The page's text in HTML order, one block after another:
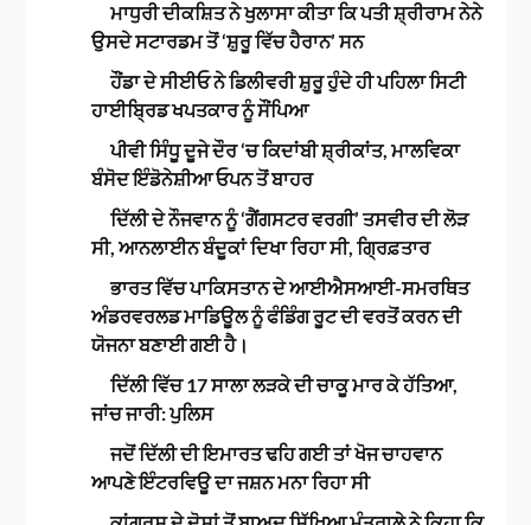
ਮਾਧੁਰੀ ਦੀਕਸ਼ਿਤ ਨੇ ਖੁਲਾਸਾ ਕੀਤਾ ਕਿ ਪਤੀ ਸ਼੍ਰੀਰਾਮ ਨੇਨੇ
ਉਸਦੇ ਸਟਾਰਡਮ ਤੋਂ ‘ਸ਼ੁਰੂ ਵਿੱਚ ਹੈਰਾਨ’ ਸਨ
ਹੌਂਡਾ ਦੇ ਸੀਈਓ ਨੇ ਡਿਲੀਵਰੀ ਸ਼ੁਰੂ ਹੁੰਦੇ ਹੀ ਪਹਿਲਾ ਸਿਟੀ
ਹਾਈਬ੍ਰਿਡ ਖਪਤਕਾਰ ਨੂੰ ਸੌਂਪਿਆ
ਪੀਵੀ ਸਿੰਧੂ ਦੂਜੇ ਦੌਰ ‘ਚ ਕਿਦਾਂਬੀ ਸ਼੍ਰੀਕਾਂਤ, ਮਾਲਵਿਕਾ
ਬੰਸੋਦ ਇੰਡੋਨੇਸ਼ੀਆ ਓਪਨ ਤੋਂ ਬਾਹਰ
ਦਿੱਲੀ ਦੇ ਨੌਜਵਾਨ ਨੂੰ ‘ਗੈਂਗਸਟਰ ਵਰਗੀ’ ਤਸਵੀਰ ਦੀ ਲੋੜ
ਸੀ, ਆਨਲਾਈਨ ਬੰਦੂਕਾਂ ਦਿਖਾ ਰਿਹਾ ਸੀ, ਗ੍ਰਿਫ਼ਤਾਰ
ਭਾਰਤ ਵਿੱਚ ਪਾਕਿਸਤਾਨ ਦੇ ਆਈਐਸਆਈ-ਸਮਰਥਿਤ
ਅੰਡਰਵਰਲਡ ਮਾਡਿਊਲ ਨੂੰ ਫੰਡਿੰਗ ਰੂਟ ਦੀ ਵਰਤੋਂ ਕਰਨ ਦੀ
ਯੋਜਨਾ ਬਣਾਈ ਗਈ ਹੈ।
ਦਿੱਲੀ ਵਿੱਚ 17 ਸਾਲਾ ਲੜਕੇ ਦੀ ਚਾਕੂ ਮਾਰ ਕੇ ਹੱਤਿਆ,
ਜਾਂਚ ਜਾਰੀ: ਪੁਲਿਸ
ਜਦੋਂ ਦਿੱਲੀ ਦੀ ਇਮਾਰਤ ਢਹਿ ਗਈ ਤਾਂ ਖੋਜ ਚਾਹਵਾਨ
ਆਪਣੇ ਇੰਟਰਵਿਊ ਦਾ ਜਸ਼ਨ ਮਨਾ ਰਿਹਾ ਸੀ